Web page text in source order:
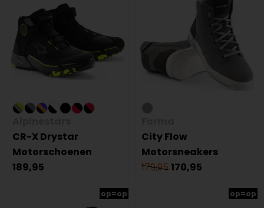
CR-X Drystar
Motorschoenen
189,95
City Flow
Motorsneakers
179,95 170,95
op=op op=op